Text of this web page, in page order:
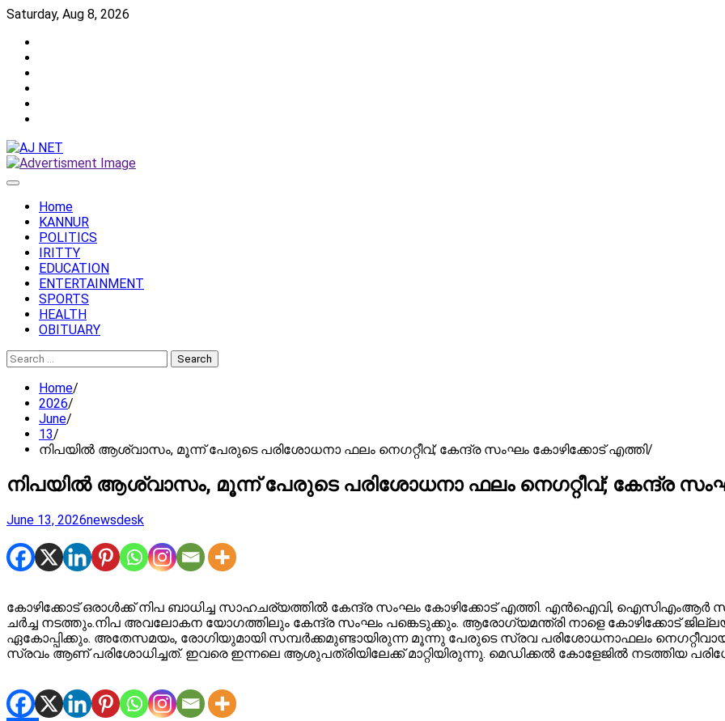
Skip
content
Saturday, Aug 8, 2026
Home
KANNUR
POLITICS
IRITTY
EDUCATION
ENTERTAINMENT
SPORTS
HEALTH
OBITUARY
Search
for:
Home
2026
June
13
നിപയിൽ ആശ്വാസം, മൂന്ന് പേരുടെ പരിശോധനാ ഫലം നെഗറ്റീവ്; കേന്ദ്ര സംഘം കോഴിക്കോട് എത്തി
നിപയിൽ ആശ്വാസം, മൂന്ന് പേരുടെ പരിശോധനാ ഫലം നെഗറ്റീവ്; കേന്ദ്ര
June 13, 2026newsdesk
കോഴിക്കോട് ഒരാൾക്ക് നിപ ബാധിച്ച സാഹചര്യത്തിൽ കേന്ദ്ര സംഘം കോഴിക്കോട് എത്തി. എൻഐവി,
ചർച്ച നടത്തും.നിപ അവലോകന യോഗത്തിലും കേന്ദ്ര സംഘം പങ്കെടുക്കും. ആരോഗ്യമന്ത്രി നാളെ കോഴിക്കോട്
ഏകോപ്പിക്കും. അതേസമയം, രോഗിയുമായി സമ്പർക്കമുണ്ടായിരുന്ന മൂന്നു പേരുടെ സ്രവ പരിശോധനാഫലം
സ്രവം ആണ് പരിശോധിച്ചത്. ഇവരെ ഇന്നലെ ആശുപത്രിയിലേക്ക് മാറ്റിയിരുന്നു. മെഡിക്കൽ കോളേജിൽ നടത്തിയ